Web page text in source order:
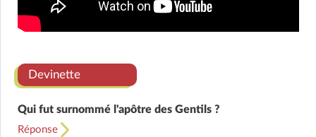
Devinette
Qui fut surnommé l'apôtre des Gentils ?
Réponse